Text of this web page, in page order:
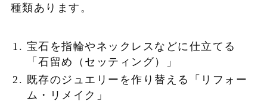
種類あります。
宝石を指輪やネックレスなどに仕立てる
「石留め（セッティング）」
既存のジュエリーを作り替える「リフォー
ム・リメイク」